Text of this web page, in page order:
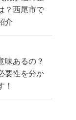
？西尾市で
介
味あるの？
要性を分か
！